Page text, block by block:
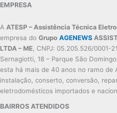
EMPRESA
A ATESP – Assistência Técnica
empresa do Grupo AGENEWS
LTDA – ME , CNPJ: 05.205.526/0001-
Sernagiotti, 18 – Parque São
esta há mais de 40 anos no ramo de
instalação, conserto, conversão,
eletrodomésticos importados e
BAIRROS ATENDIDOS